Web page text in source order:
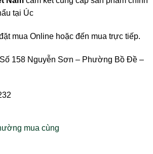
tại Úc
mua Online hoặc đến mua trực tiếp.
158 Nguyễn Sơn – Phường Bồ Đề –
mua cùng